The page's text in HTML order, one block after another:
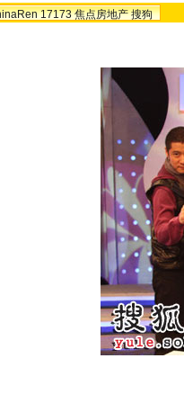
17173 焦点房地产 搜狗